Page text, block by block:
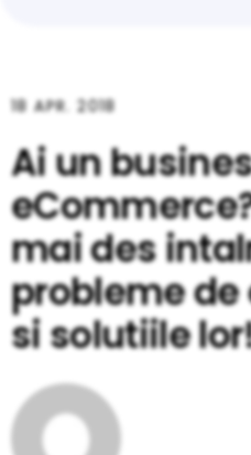
18 APR. 2018
Ai un
mai des
probleme
si solutiile